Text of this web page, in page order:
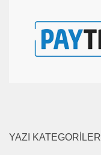
YAZI KATEGORILERI